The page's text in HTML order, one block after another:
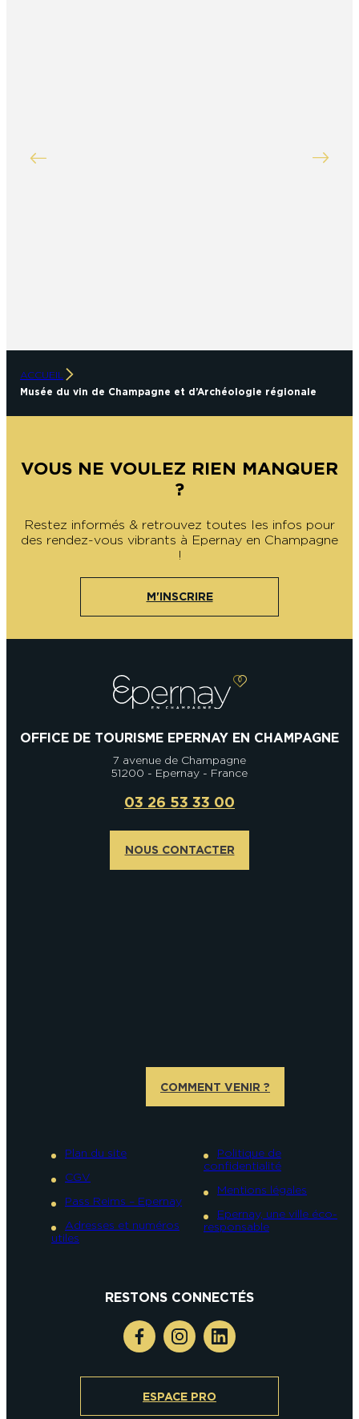
ACCUEIL
Musée du vin de Champagne et d’Archéologie régionale
VOUS NE VOULEZ RIEN MANQUER
?
Restez informés & retrouvez toutes les infos pour
des rendez-vous vibrants à Epernay en Champagne
!
M'INSCRIRE
OFFICE DE TOURISME EPERNAY EN CHAMPAGNE
7 avenue de Champagne
51200 - Epernay - France
03 26 53 33 00
NOUS CONTACTER
COMMENT VENIR ?
Plan du site
CGV
Pass Reims – Epernay
Adresses et numéros
utiles
Politique de
confidentialité
Mentions légales
Epernay, une ville éco-
responsable
RESTONS CONNECTÉS
ESPACE PRO